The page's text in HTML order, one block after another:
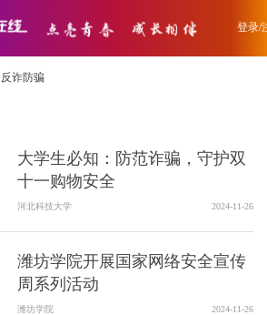
登录/
反诈防骗
大学生必知：防范诈骗，守护双
十一购物安全
河北科技大学 2024-11-26
潍坊学院开展国家网络安全宣传
周系列活动
潍坊学院 2024-11-26